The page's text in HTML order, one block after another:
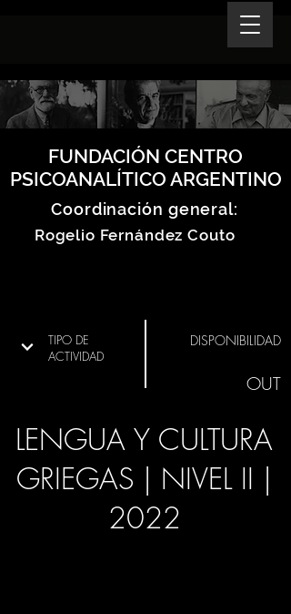
FUNDACIÓN CENTRO
PSICOANALÍTICO ARGENTINO
Coordinación general:
Rogelio Fernández Couto
TIPO DE
ACTIVIDAD
DISPONIBILIDAD
OUT
LENGUA Y CULTURA
GRIEGAS | NIVEL II |
2022